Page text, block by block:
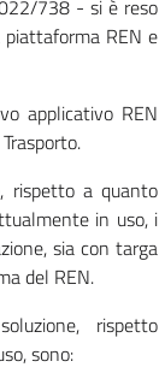
738 - si è reso
piattaforma REN e
applicativo REN
rispetto a quanto
in uso, i
sia con targa
del REN.
rispetto
sono: